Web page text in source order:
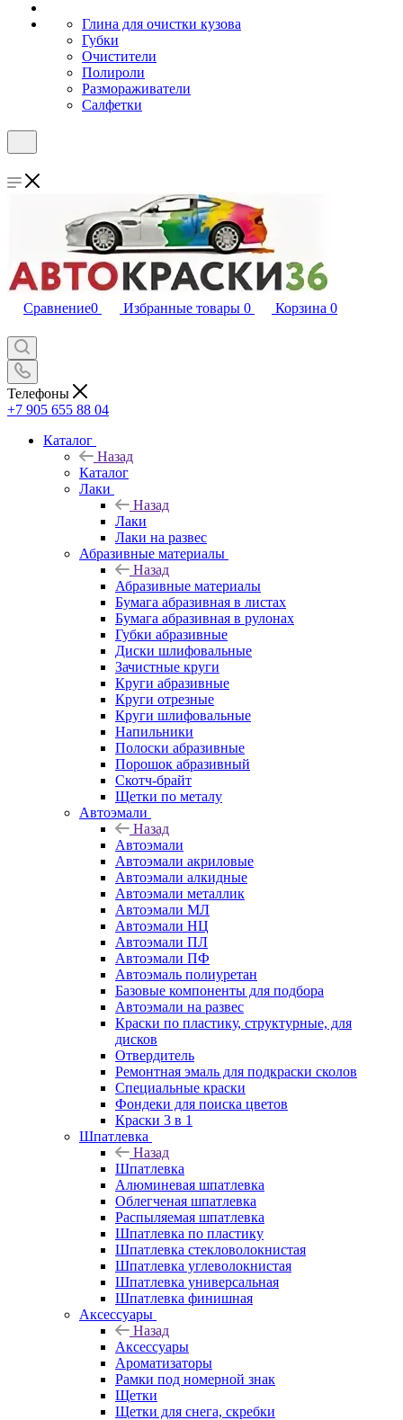
Глина для очистки кузова
Губки
Очистители
Полироли
Размораживатели
Салфетки
Сравнение0 Избранные товары 0 Корзина 0
Телефоны
+7 905 655 88 04
Каталог
Назад
Каталог
Лаки
Назад
Лаки
Лаки на развес
Абразивные материалы
Назад
Абразивные материалы
Бумага абразивная в листах
Бумага абразивная в рулонах
Губки абразивные
Диски шлифовальные
Зачистные круги
Круги абразивные
Круги отрезные
Круги шлифовальные
Напильники
Полоски абразивные
Порошок абразивный
Скотч-брайт
Щетки по металу
Автоэмали
Назад
Автоэмали
Автоэмали акриловые
Автоэмали алкидные
Автоэмали металлик
Автоэмали МЛ
Автоэмали НЦ
Автоэмали ПЛ
Автоэмали ПФ
Автоэмаль полиуретан
Базовые компоненты для подбора
Автоэмали на развес
Краски по пластику, структурные, для
дисков
Отвердитель
Ремонтная эмаль для подкраски сколов
Специальные краски
Фондеки для поиска цветов
Краски 3 в 1
Шпатлевка
Назад
Шпатлевка
Алюминевая шпатлевка
Облегченая шпатлевка
Распыляемая шпатлевка
Шпатлевка по пластику
Шпатлевка стекловолокнистая
Шпатлевка углеволокнистая
Шпатлевка универсальная
Шпатлевка финишная
Аксессуары
Назад
Аксессуары
Ароматизаторы
Рамки под номерной знак
Щетки
Щетки для снега, скребки